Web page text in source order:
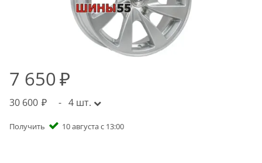
7 650
30 600 - 4 шт.
Получить 10 августа с 13:00